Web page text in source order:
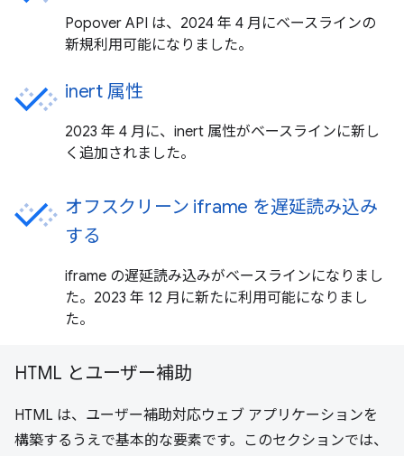
Popover API は、2024 年 4 月にベースラインの
新規利用可能になりました。
inert 属性
2023 年 4 月に、inert 属性がベースラインに新し
く追加されました。
オフスクリーン iframe を遅延読み込み
する
iframe の遅延読み込みがベースラインになりまし
た。2023 年 12 月に新たに利用可能になりまし
た。
HTML とユーザー補助
HTML は、ユーザー補助対応ウェブ アプリケーションを
構築するうえで基本的な要素です。このセクションでは、